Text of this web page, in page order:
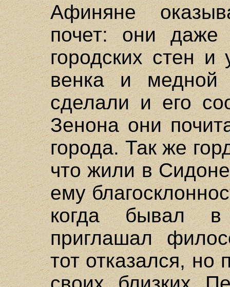
Афиняне
почет: они
городских стен и
венка и
сделали и его
Зенона они
города. Так же
что жили в
ему
когда бывал
приглашал
тот отказался, но